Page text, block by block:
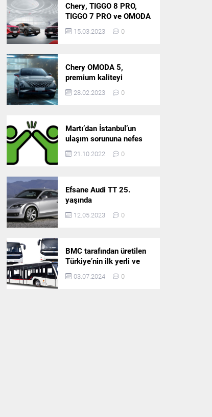
Chery, TIGGO 8 PRO,
TIGGO 7 PRO ve OMODA
5’in resmi olarak
satışlarına başlıyor!
15.03.2023 0
Chery OMODA 5,
premium kaliteyi
Türkiye’de sunmaya
hazırlanıyor
28.02.2023 0
Martı’dan İstanbul’un
ulaşım sorununa nefes
aldıracak yeni
platform: Tek Araçla
21.10.2022 0
Efsane Audi TT 25.
yaşında
12.05.2023 0
BMC tarafından üretilen
Türkiye’nin ilk yerli ve
milli apron otobüsü
Neoport’a yurt dışından
03.07.2024 0